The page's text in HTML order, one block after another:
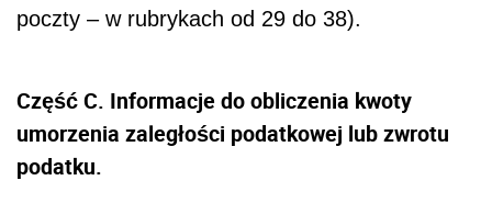
poczty – w rubrykach od 29 do 38).
Część C. Informacje do obliczenia kwoty
umorzenia zaległości podatkowej lub zwrotu
podatku.